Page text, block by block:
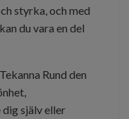
styrka, och med
du vara en del
Rund den
själv eller